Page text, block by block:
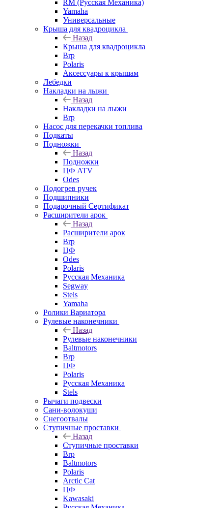
RM (Русская Механика)
Yamaha
Универсальные
Крыша для квадроцикла
Назад
Крыша для квадроцикла
Brp
Polaris
Аксессуары к крышам
Лебедки
Накладки на лыжи
Назад
Накладки на лыжи
Brp
Насос для перекачки топлива
Подкаты
Подножки
Назад
Подножки
ЦФ ATV
Odes
Подогрев ручек
Подшипники
Подарочный Сертификат
Расширители арок
Назад
Расширители арок
Brp
ЦФ
Odes
Polaris
Русская Механика
Segway
Stels
Yamaha
Ролики Вариатора
Рулевые наконечники
Назад
Рулевые наконечники
Baltmotors
Brp
ЦФ
Polaris
Русская Механика
Stels
Рычаги подвески
Сани-волокуши
Снегоотвалы
Ступичные проставки
Назад
Ступичные проставки
Brp
Baltmotors
Polaris
Arctic Cat
ЦФ
Kawasaki